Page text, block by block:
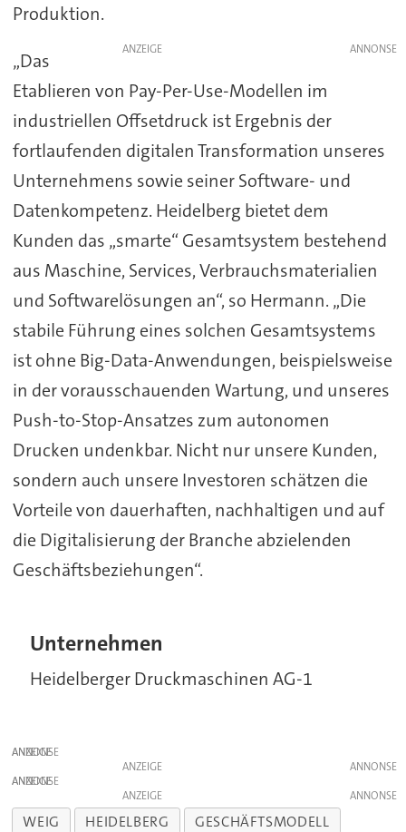
Produktion.
ANZEIGE
„Das
Etablieren von Pay-Per-Use-Modellen im
industriellen Offsetdruck ist Ergebnis der
fortlaufenden digitalen Transformation unseres
Unternehmens sowie seiner Software- und
Datenkompetenz. Heidelberg bietet dem
Kunden das „smarte“ Gesamtsystem bestehend
aus Maschine, Services, Verbrauchsmaterialien
und Softwarelösungen an“, so Hermann. „Die
stabile Führung eines solchen Gesamtsystems
ist ohne Big-Data-Anwendungen, beispielsweise
in der vorausschauenden Wartung, und unseres
Push-to-Stop-Ansatzes zum autonomen
Drucken undenkbar. Nicht nur unsere Kunden,
sondern auch unsere Investoren schätzen die
Vorteile von dauerhaften, nachhaltigen und auf
die Digitalisierung der Branche abzielenden
Geschäftsbeziehungen“.
Unternehmen
Heidelberger Druckmaschinen AG-1
ANZEIGE
ANZEIGE
ANZEIGE
ANZEIGE
WEIG HEIDELBERG
GESCHÄFTSMODELL